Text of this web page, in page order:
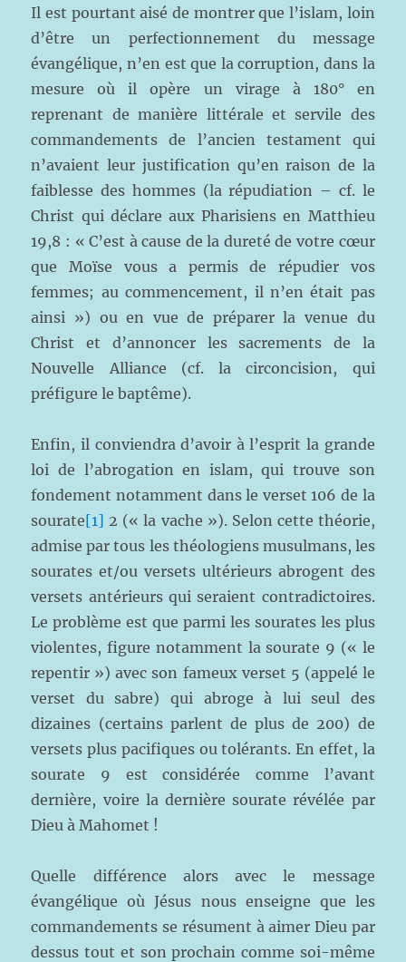
Il est pourtant aisé de montrer que l’islam, loin
d’être un perfectionnement du message
évangélique, n’en est que la corruption, dans la
mesure où il opère un virage à 180° en
reprenant de manière littérale et servile des
commandements de l’ancien testament qui
n’avaient leur justification qu’en raison de la
faiblesse des hommes (la répudiation – cf. le
Christ qui déclare aux Pharisiens en Matthieu
19,8 : « C’est à cause de la dureté de votre cœur
que Moïse vous a permis de répudier vos
femmes; au commencement, il n’en était pas
ainsi ») ou en vue de préparer la venue du
Christ et d’annoncer les sacrements de la
Nouvelle Alliance (cf. la circoncision, qui
préfigure le baptême).
Enfin, il conviendra d’avoir à l’esprit la grande
loi de l’abrogation en islam, qui trouve son
fondement notamment dans le verset 106 de la
sourate[1] 2 (« la vache »). Selon cette théorie,
admise par tous les théologiens musulmans, les
sourates et/ou versets ultérieurs abrogent des
versets antérieurs qui seraient contradictoires.
Le problème est que parmi les sourates les plus
violentes, figure notamment la sourate 9 (« le
repentir ») avec son fameux verset 5 (appelé le
verset du sabre) qui abroge à lui seul des
dizaines (certains parlent de plus de 200) de
versets plus pacifiques ou tolérants. En effet, la
sourate 9 est considérée comme l’avant
dernière, voire la dernière sourate révélée par
Dieu à Mahomet !
Quelle différence alors avec le message
évangélique où Jésus nous enseigne que les
commandements se résument à aimer Dieu par
dessus tout et son prochain comme soi-même